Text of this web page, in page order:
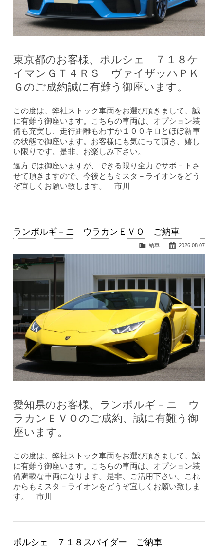
東京都のお客様、ポルシェ ７１８ケ
イマンＧＴ４ＲＳ ヴァイザッハＰＫ
Ｇのご成約誠に有難う御座います。
この度は、弊社ストック車両をお選び頂きまして、誠
に有難う御座います。こちらの車両は、オプション装
備も充実し、走行距離もわずか１００キロとほぼ新車
の状態で御座います。お客様にも気にって頂き、嬉し
い限りです。是非、お楽しみ下さい。
遠方では御座いますが、できる限り全力でサポ－トさ
せて頂きますので、今後ともミスタ－ライオンをどう
ぞ宜しくお願い致します。 市川
ランボルギ－ニ ウラカンＥＶＯ ご納車
2026.08.07
納車
愛知県のお客様、ランボルギ－ニ ウ
ラカンＥＶＯのご成約、誠に有難う御
座います。
この度は、弊社ストック車両をお選び頂きまして、誠
に有難う御座います。こちらの車両は、オプション装
備満載な車両になります。是非、ご活用下さい。これ
からもミスタ－ライオンをどうぞ宜しくお願い致しま
す。 市川
ポルシェ ７１８スパイダー ご納車